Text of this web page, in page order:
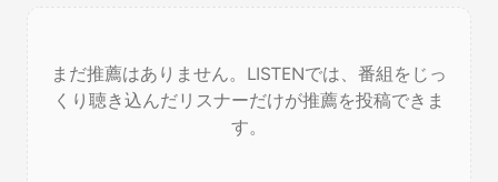
まだ推薦はありません。LISTENでは、番組をじっ
くり聴き込んだリスナーだけが推薦を投稿できま
す。